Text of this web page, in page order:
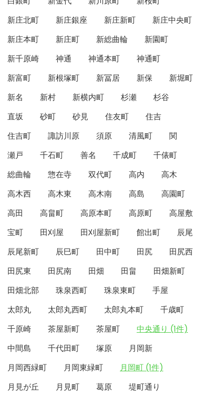
新庄北町
新庄銀座 新庄新町
新庄中央町
新庄本町
新庄町 新総曲輪
新園町
新千原崎
神通 神通本町
神通町
新富町
新根塚町 新冨居 新保
新堀町
新名
新村 新横内町 杉瀬
杉谷
直坂
砂町 砂見 住友町
住吉
住吉町
諏訪川原 須原 清風町
関
瀬戸
千石町 善名 千成町
千俵町
総曲輪
惣在寺 双代町 高内
高木
高木西
高木東 高木南 高島
高園町
高田
高畠町 高原本町 高原町
高屋敷
宝町
田刈屋 田刈屋新町 館出町
辰尾
辰尾新町
辰巳町 田中町 田尻
田尻西
田尻東
田尻南 田畑 田畠
田畑新町
田畑北部
珠泉西町 珠泉東町
手屋
太郎丸
太郎丸西町 太郎丸本町
千歳町
千原崎
茶屋新町 茶屋町
中央通り (1件)
中間島
千代田町 塚原
月岡新
月岡西緑町
月岡東緑町
月岡町 (1件)
月見が丘
月見町 葛原
堤町通り